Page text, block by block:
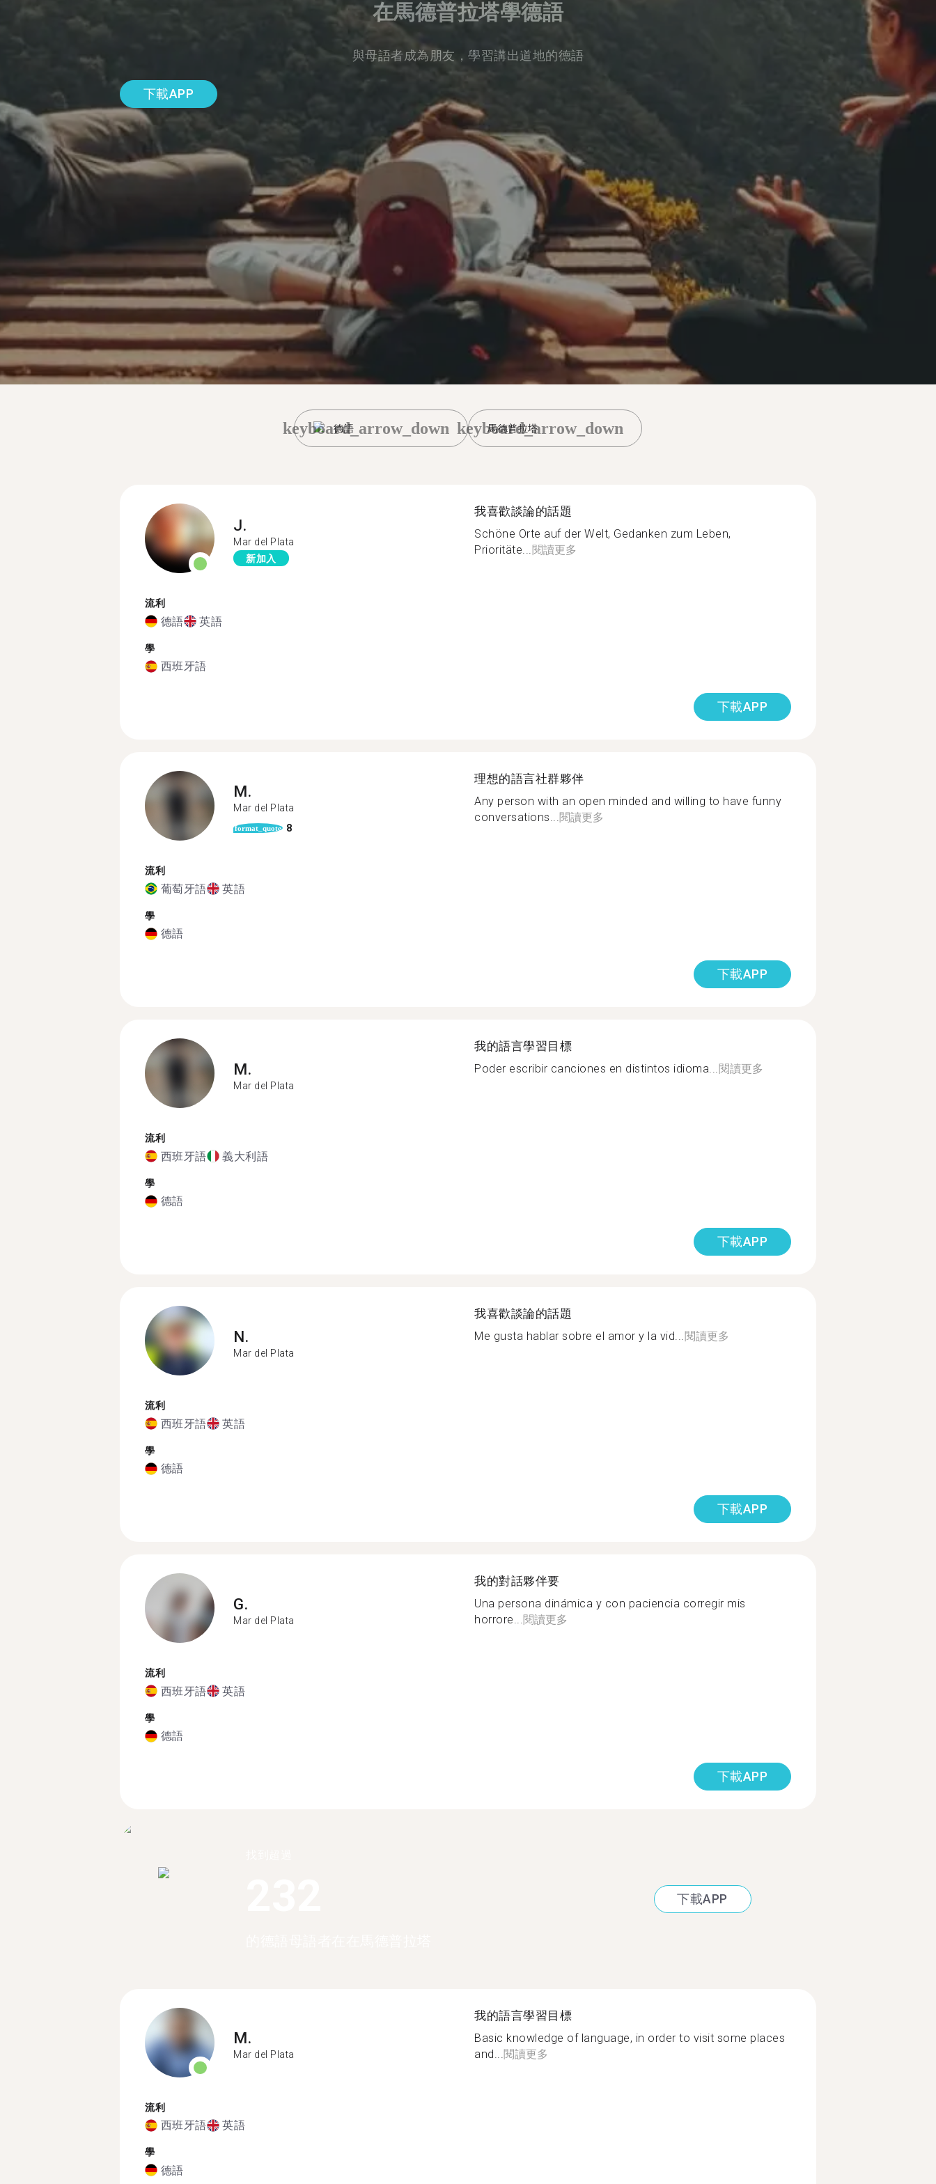
在馬德普拉塔學德語
與母語者成為朋友，學習講出道地的德語
下載APP
德語
keyboard_arrow_down 馬德普拉塔
keyboard_arrow_down
J.
Mar del Plata
新加入
流利
德語 英語
學
西班牙語
我喜歡談論的話題
Schöne Orte auf der Welt, Gedanken zum Leben,
Prioritäte...閱讀更多
下載APP
M.
Mar del Plata
format_quote 8
流利
葡萄牙語 英語
學
德語
理想的語言社群夥伴
Any person with an open minded and willing to have funny
conversations...閱讀更多
下載APP
M.
Mar del Plata
流利
西班牙語 義大利語
學
德語
我的語言學習目標
Poder escribir canciones en distintos idioma...閱讀更多
下載APP
N.
Mar del Plata
流利
西班牙語 英語
學
德語
我喜歡談論的話題
Me gusta hablar sobre el amor y la vid...閱讀更多
下載APP
G.
Mar del Plata
流利
西班牙語 英語
學
德語
我的對話夥伴要
Una persona dinámica y con paciencia corregir mis
horrore...閱讀更多
下載APP
下載APP
M.
Mar del Plata
流利
西班牙語 英語
學
德語
我的語言學習目標
Basic knowledge of language, in order to visit some places
and... 閱讀更多